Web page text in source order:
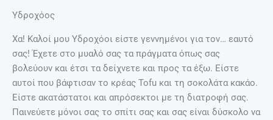
Υδροχόος
Χα! Καλοί μου Υδροχόοι είστε γεννημένοι για τον… εαυτό
σας! Έχετε στο μυαλό σας τα πράγματα όπως σας
βολεύουν και έτσι τα δείχνετε και προς τα έξω. Είστε
αυτοί που βάφτισαν το κρέας Tofu και τη σοκολάτα κακάο.
Είστε ακατάστατοι και απρόσεκτοι με τη διατροφή σας.
Παινεύετε μόνοι σας το σπίτι σας και σας είναι δύσκολο να